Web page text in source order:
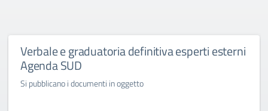
Verbale e graduatoria definitiva esperti esterni
Agenda SUD
Si pubblicano i documenti in oggetto